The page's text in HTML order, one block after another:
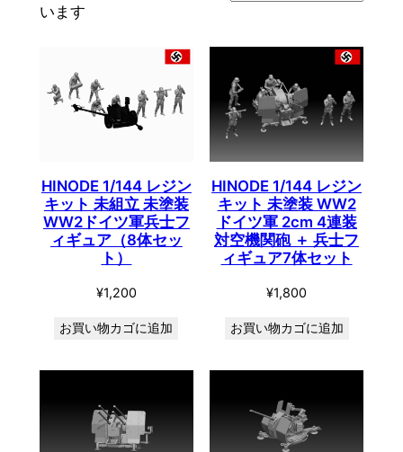
います
HINODE 1/144 レジン
キット 未組立 未塗装
WW2ドイツ軍兵士フ
ィギュア（8体セッ
ト）
¥1,200
お買い物カゴに追加
HINODE 1/144 レジン
キット 未塗装 WW2
ドイツ軍 2cm 4連装
対空機関砲 ＋ 兵士フ
ィギュア7体セット
¥1,800
お買い物カゴに追加